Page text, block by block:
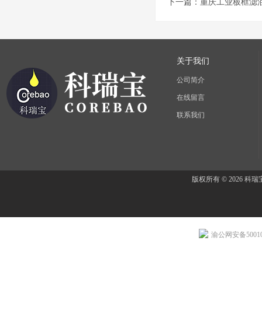
下一篇： 重庆工业板框滤
关于我们
公司简介
在线留言
联系我们
版权所有 © 2026 科
渝公网安备